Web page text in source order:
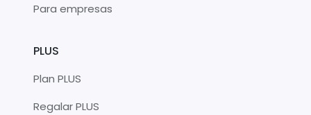
Para empresas
PLUS
Plan PLUS
Regalar PLUS